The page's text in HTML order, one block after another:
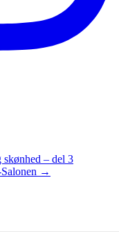
– del 3
Salonen →